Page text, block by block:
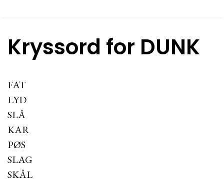
Kryssord for DUNK
FAT
LYD
SLÅ
KAR
PØS
SLAG
SKÅL